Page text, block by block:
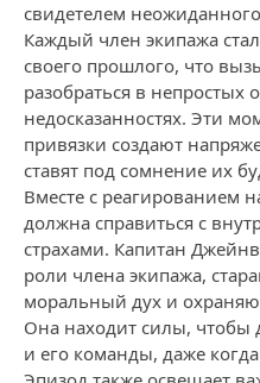
свидетелем
Каждый член экипажа
своего прошлого, что
разобраться в непростых
недосказанностях. Эти
привязки создают
ставят под сомнение их
Вместе с реагированием
должна справиться с
страхами. Капитан
роли члена экипажа,
моральный дух и
Она находит силы, чтобы
и его команды, даже